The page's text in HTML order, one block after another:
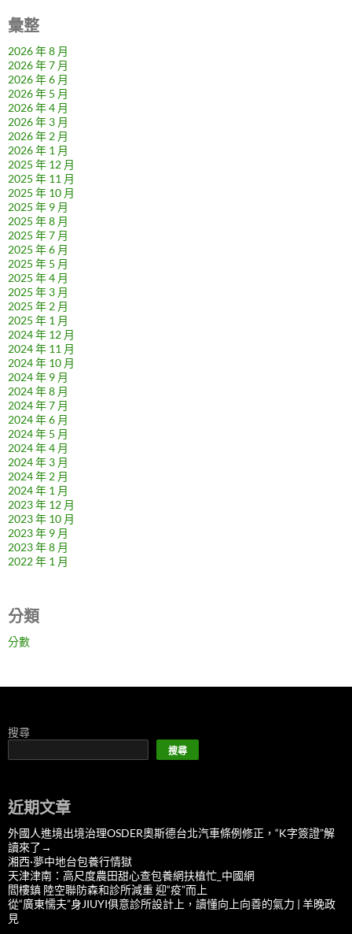
彙整
2026 年 8 月
2026 年 7 月
2026 年 6 月
2026 年 5 月
2026 年 4 月
2026 年 3 月
2026 年 2 月
2026 年 1 月
2025 年 12 月
2025 年 11 月
2025 年 10 月
2025 年 9 月
2025 年 8 月
2025 年 7 月
2025 年 6 月
2025 年 5 月
2025 年 4 月
2025 年 3 月
2025 年 2 月
2025 年 1 月
2024 年 12 月
2024 年 11 月
2024 年 10 月
2024 年 9 月
2024 年 8 月
2024 年 7 月
2024 年 6 月
2024 年 5 月
2024 年 4 月
2024 年 3 月
2024 年 2 月
2024 年 1 月
2023 年 12 月
2023 年 10 月
2023 年 9 月
2023 年 8 月
2022 年 1 月
分類
分數
搜尋
搜尋
近期文章
外國人進境出境治理OSDER奧斯德台北汽車條例修正，“K字簽證”解
讀來了→
湘西·夢中地台包養行情獄
天津津南：高尺度農田甜心查包養網扶植忙_中國網
閻樓鎮 陸空聯防森和診所減重 迎“疫”而上
從“廣東懦夫”身JIUYI俱意診所設計上，讀懂向上向善的氣力 | 羊晚政
見